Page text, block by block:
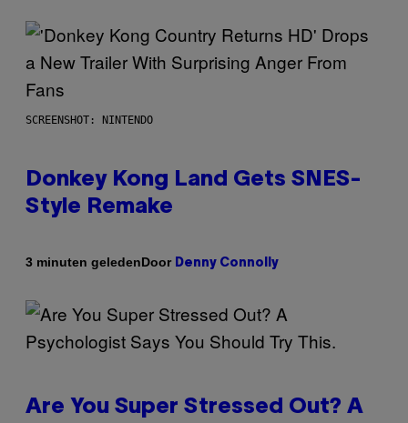
SCREENSHOT: NINTENDO
Donkey Kong Land Gets SNES-
Style Remake
3 minuten geledenDoor Denny Connolly
Are You Super Stressed Out? A